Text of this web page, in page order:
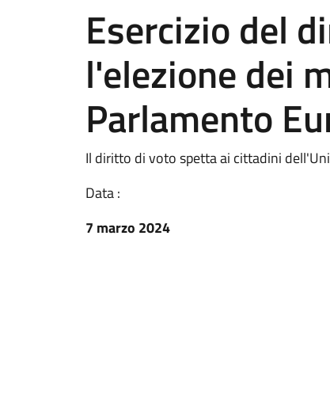
Esercizio del
l'elezione dei
Parlamento
Il diritto di voto spetta ai cittadini
Data :
7 marzo 2024